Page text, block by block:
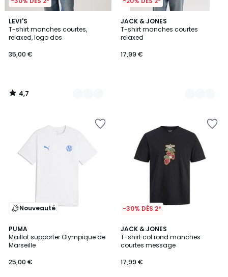
LEVI'S
T-shirt manches courtes,
relaxed, logo dos
35,00 €
4,7
/ 5
2
Couleurs
4,7
/
JACK & JONES
T-shirt manches courtes
relaxed
17,99 €
3
Couleurs
Nouveauté
PUMA
Maillot supporter Olympique de
Marseille
25,00 €
-30% DÈS 2*
JACK & JONES
T-shirt col rond manches
courtes message
17,99 €
5
/
5
3
Couleurs